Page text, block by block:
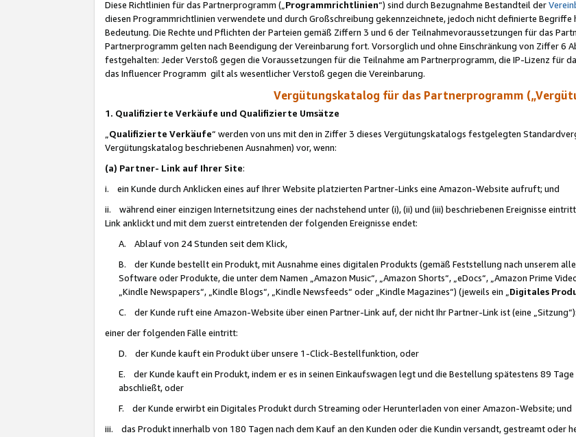
Diese Richtlinien für das Partnerprogramm („Programmrichtlinien“) sind durch Bezugnahme Bestandteil der
diesen Programmrichtlinien verwendete und durch Großschreibung gekennzeichnete, jedoch nicht definierte Begriffe
Bedeutung. Die Rechte und Pflichten der Parteien gemäß Ziffern 3 und 6 der Teilnahmevoraussetzungen für das
Partnerprogramm gelten nach Beendigung der Vereinbarung fort. Vorsorglich und ohne Einschränkung von Ziffer 6
festgehalten: Jeder Verstoß gegen die Voraussetzungen für die Teilnahme am Partnerprogramm, die IP-Lizenz für
das Influencer Programm gilt als wesentlicher Verstoß gegen die Vereinbarung.
Vergütungskatalog für das Partnerprogramm
1. Qualifizierte Verkäufe und Qualifizierte Umsätze
Qualifizierte Verkäufe“ werden von uns mit den in Ziffer 3 dieses Vergütungskatalogs festgelegten
Vergütungskatalog beschriebenen Ausnahmen) vor, wenn:
(a) Partner- Link auf Ihrer Site:
i. ein Kunde durch Anklicken eines auf Ihrer Website platzierten Partner-Links eine Amazon-Website aufruft; und
ii. während einer einzigen Internetsitzung eines der nachstehend unter (i), (ii) und (iii) beschriebenen Ereignisse
Link anklickt und mit dem zuerst eintretenden der folgenden Ereignisse endet:
A. Ablauf von 24 Stunden seit dem Klick,
B. der Kunde bestellt ein Produkt, mit Ausnahme eines digitalen Produkts (gemäß Feststellung nach unserem
Software oder Produkte, die unter dem Namen „Amazon Music“, „Amazon Shorts“, „eDocs“, „Amazon Prime
„Kindle Newspapers“, „Kindle Blogs“, „Kindle Newsfeeds“ oder „Kindle Magazines“) (jeweils ein „ Digitales
C. der Kunde ruft eine Amazon-Website über einen Partner-Link auf, der nicht Ihr Partner-Link ist (eine „Sitzung“):
einer der folgenden Fälle eintritt:
D. der Kunde kauft ein Produkt über unsere 1-Click-Bestellfunktion, oder
E. der Kunde kauft ein Produkt, indem er es in seinen Einkaufswagen legt und die Bestellung spätestens 89
abschließt, oder
F. der Kunde erwirbt ein Digitales Produkt durch Streaming oder Herunterladen von einer Amazon-Website; und
iii. das Produkt innerhalb von 180 Tagen nach dem Kauf an den Kunden oder die Kundin versandt, gestreamt oder